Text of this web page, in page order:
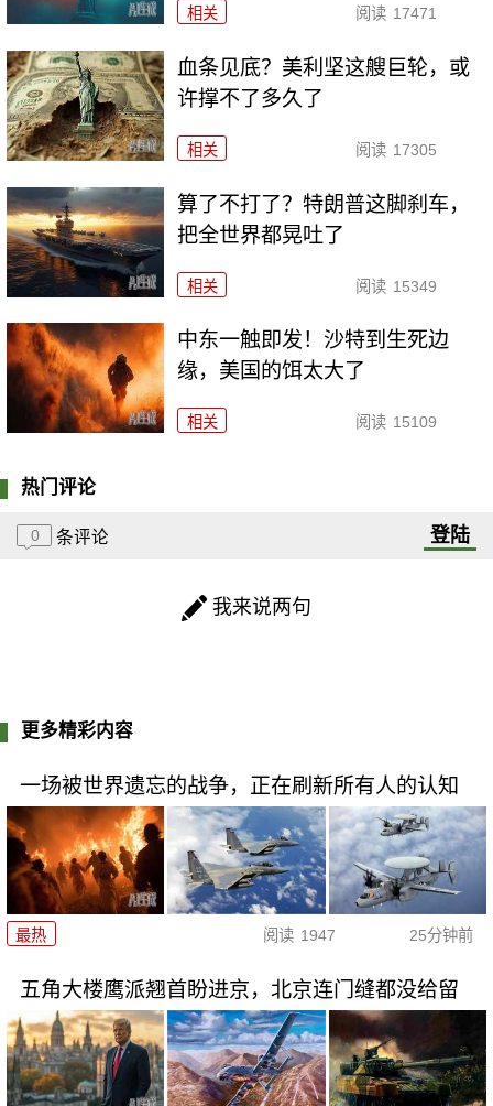
相关 阅读 17471
血条见底？美利坚这艘巨轮，或
许撑不了多久了
相关 阅读 17305
算了不打了？特朗普这脚刹车，
把全世界都晃吐了
相关 阅读 15349
中东一触即发！沙特到生死边
缘，美国的饵太大了
相关 阅读 15109
热门评论
0 条评论 登陆
我来说两句
更多精彩内容
一场被世界遗忘的战争，正在刷新所有人的认知
最热 阅读 1947 25分钟前
五角大楼鹰派翘首盼进京，北京连门缝都没给留